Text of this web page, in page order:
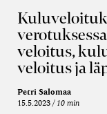
veloitus,
veloitus ja
Petri Salomaa
15.5.2023 10 min